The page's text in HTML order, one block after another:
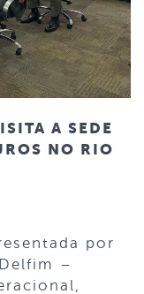
A SEDE
NO RIO
por
–